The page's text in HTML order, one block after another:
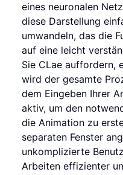
eines neuronalen
diese Darstellung
umwandeln, das die
auf eine leicht
Sie CLae auffordern,
wird der gesamte
dem Eingeben Ihrer
aktiv, um den
die Animation zu
separaten Fenster
unkomplizierte
Arbeiten effizienter